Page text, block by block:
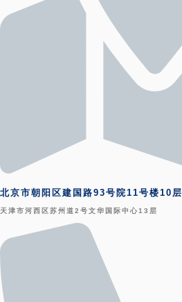
北京市朝阳区建国路93号院11号楼10层
天津市河西区苏州道2号文华国际中心13层